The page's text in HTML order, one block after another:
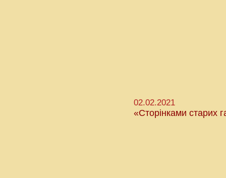
02.02.2021
«Сторінками старих